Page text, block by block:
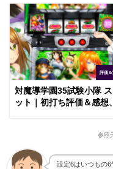
評価＆
対魔導学園35試験小隊 ス
ット｜初打ち評価＆感想
参照
設定6はいつもの